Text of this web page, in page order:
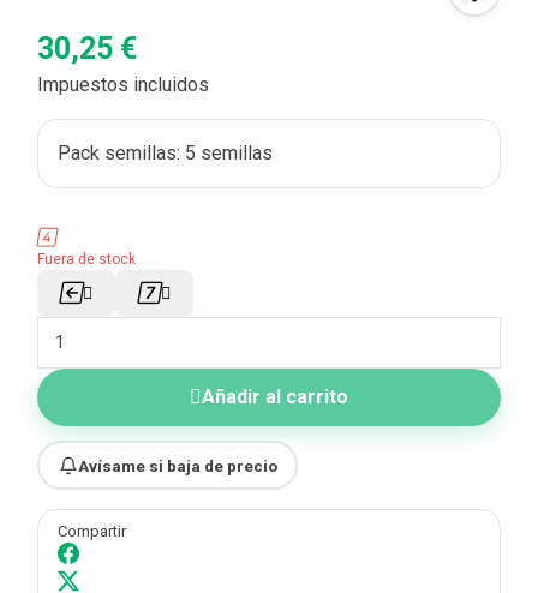
Precio:
30,25 €
Impuestos incluidos
Pack semillas: 5 semillas

Disponibilidad del producto:
Fuera de stock
 
Añadir al carrito
Avísame si baja de precio
Compartir